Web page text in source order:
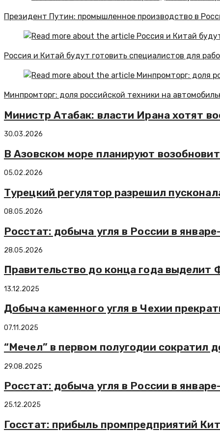
Президент Путин: промышленное производство в
Россия и Китай будут готовить специалистов для
Минпромторг: доля российской техники на
Министр Атабак: власти Ирана хотят
30.03.2026
В Азовском море планируют
05.02.2026
Турецкий регулятор разрешил
08.05.2026
Росстат: добыча угля в России в
28.05.2026
Правительство до конца года
13.12.2025
Добыча каменного угля в Чехии
07.11.2025
“Мечел” в первом полугодии сократил
29.08.2025
Росстат: добыча угля в России в
25.12.2025
Госстат: прибыль промпредприятий